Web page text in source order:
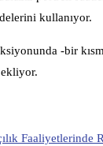
kullanıyor.
-bir
Faaliyetlerinde